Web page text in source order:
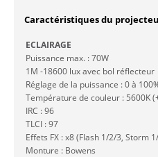
Caractéristiques du
ECLAIRAGE
Puissance max. : 70W
1M -18600 lux avec bol réflecteur
Réglage de la puissance : 0 à
Température de couleur : 5600K
IRC : 96
TLCI : 97
Effets FX : x8 (Flash 1/2/3, Storm
Monture : Bowens